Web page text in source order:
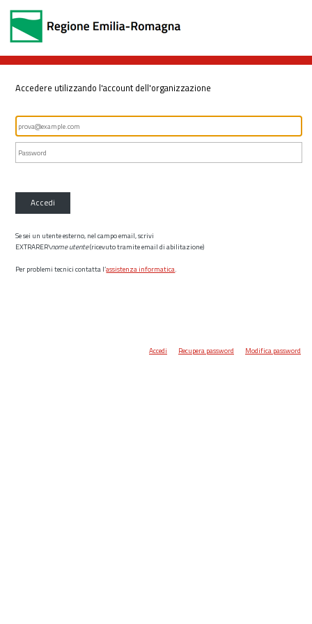
Accedere utilizzando l'account dell'organizzazione
Accedi
Se sei un utente esterno, nel campo email, scrivi
EXTRARER\nome utente(ricevuto tramite email di abilitazione)
Per problemi tecnici contatta l’assistenza informatica.
Accedi Recupera password Modifica password